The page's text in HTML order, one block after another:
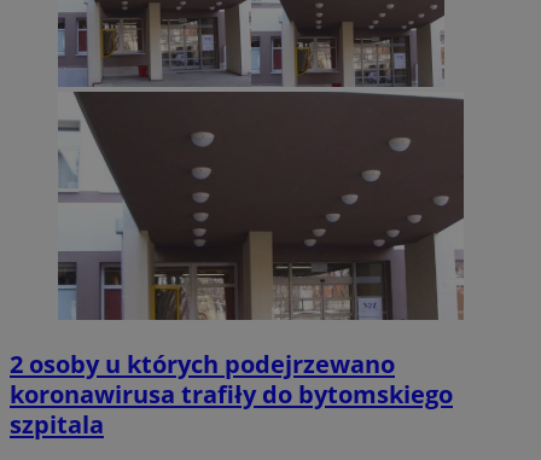
2 osoby u których podejrzewano
koronawirusa trafiły do bytomskiego
szpitala